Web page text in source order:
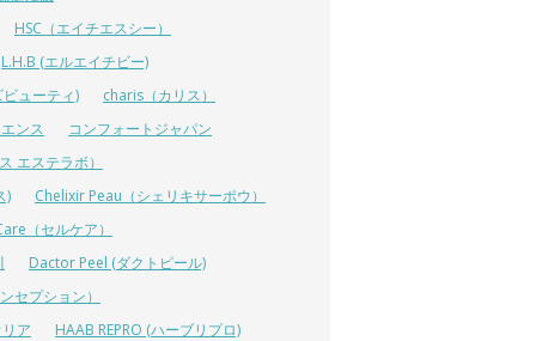
HSC（エイチエスシー）
L.H.B (エルエイチビー)
ューティ)
charis（カリス）
ンス
コンフォートジャパン
エステラボ）
)
Chelixir Peau（シェリキサーポウ）
（セルケア）
Dactor Peel (ダクトピール)
セプション）
ア
HAAB REPRO (ハーブリプロ)